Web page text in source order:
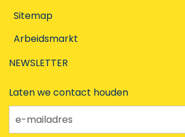
Sitemap
Arbeidsmarkt
NEWSLETTER
Laten we contact houden
e-mailadres